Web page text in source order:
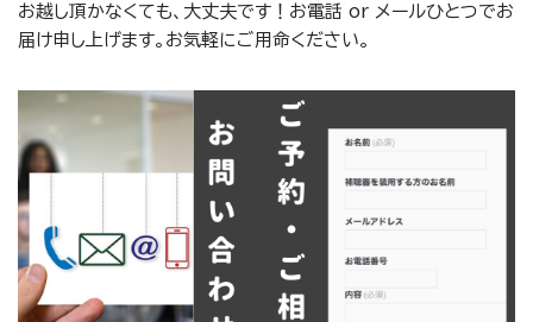
お越し頂かなくても、大丈夫です！お電話 or メールひとつでお
届け申し上げます。お気軽にご用命ください。